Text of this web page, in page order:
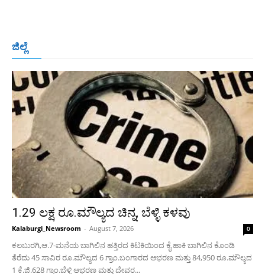
ಜಿಲ್ಲೆ
More
1.29 ಲಕ್ಷ ರೂ.ಮೌಲ್ಯದ ಚಿನ್ನ, ಬೆಳ್ಳಿ ಕಳವು
Kalaburgi_Newsroom - August 7, 2026 0
ಕಲಬುರಗಿ,ಆ.7-ಮನೆಯ ಬಾಗಿಲಿನ ಹತ್ತಿರದ ಕಿಟಕಿಯಿಂದ ಕೈ ಹಾಕಿ ಬಾಗಿಲಿನ ಕೊಂಡಿ
ತೆರೆದು 45 ಸಾವಿರ ರೂ.ಮೌಲ್ಯದ 6 ಗ್ರಾಂ.ಬಂಗಾರದ ಆಭರಣ ಮತ್ತು 84,950 ರೂ.ಮೌಲ್ಯದ
1 ಕೆ.ಜಿ.628 ಗ್ರಾಂ.ಬೆಳ್ಳಿ ಆಭರಣ ಮತ್ತು ದೇವರ...